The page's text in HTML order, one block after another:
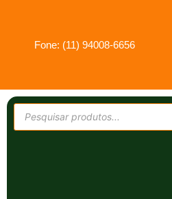
Fone: (11) 94008-6656